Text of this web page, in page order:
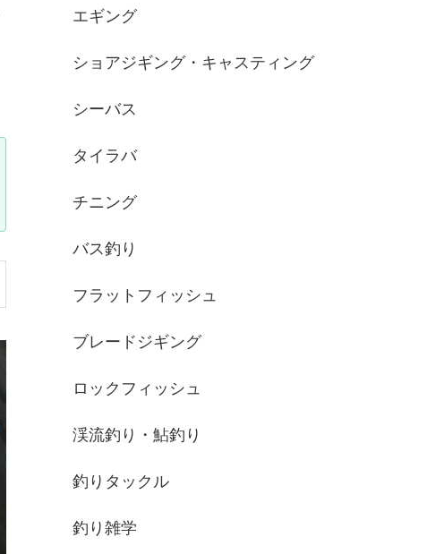
エギング
ショアジギング・キャスティング
シーバス
タイラバ
チニング
バス釣り
フラットフィッシュ
ブレードジギング
ロックフィッシュ
渓流釣り・鮎釣り
釣りタックル
釣り雑学